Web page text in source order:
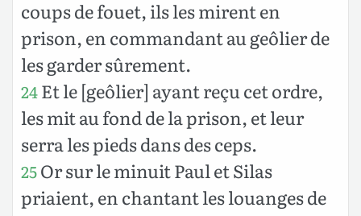
coups de fouet, ils les mirent en
prison, en commandant au geôlier de
les garder sûrement.
24Et le [geôlier] ayant reçu cet ordre,
les mit au fond de la prison, et leur
serra les pieds dans des ceps.
25Or sur le minuit Paul et Silas
priaient, en chantant les louanges de